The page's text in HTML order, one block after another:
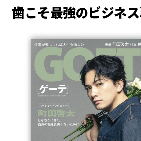
歯こそ最強のビジネ